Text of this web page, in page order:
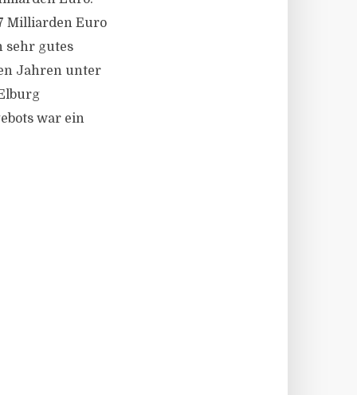
Milliarden Euro
sehr gutes
Jahren unter
war ein